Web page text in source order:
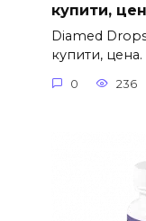
купити,
Diamed
купити, цена.
0 236